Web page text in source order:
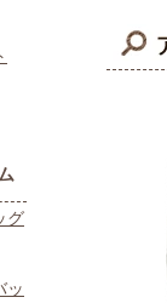
グ
ッ